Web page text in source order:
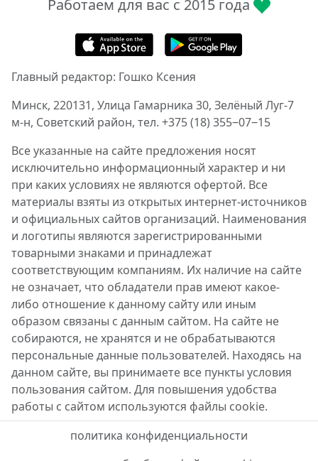
Работаем для вас с 2015 года
Главный редактор: Гошко Ксения
Минск, 220131, Улица Гамарника 30, Зелёный Луг-7
м-н, Советский район, тел. +375 (18) 355‒07‒15
Все указанные на сайте предложения носят
исключительно информационный характер и ни
при каких условиях не являются офертой. Все
материалы взяты из открытых интернет-источников
и официальных сайтов организаций. Наименования
и логотипы являются зарегистрированными
товарными знаками и принадлежат
соответствующим компаниям. Их наличие на сайте
не означает, что обладатели прав имеют какое-
либо отношение к данному сайту или иным
образом связаны с данным сайтом. На сайте не
собираются, не хранятся и не обрабатываются
персональные данные пользователей. Находясь на
данном сайте, вы принимаете все пункты условия
пользования сайтом. Для повышения удобства
работы с сайтом используются файлы cookie.
политика конфиденциальности